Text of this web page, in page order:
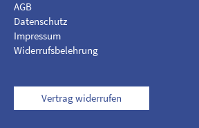
AGB
Datenschutz
Impressum
Widerrufsbelehrung
Vertrag widerrufen